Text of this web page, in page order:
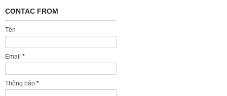
CONTAC FROM
Tên
Email *
Thông báo *